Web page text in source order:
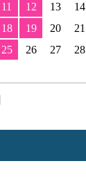
11 12 13 14
18 19 20 21
25 26 27 28